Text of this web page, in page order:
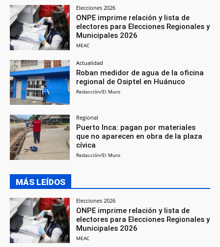
Elecciones 2026
ONPE imprime relación y lista de
electores para Elecciones Regionales y
Municipales 2026
MEAC
Actualidad
Roban medidor de agua de la oficina
regional de Osiptel en Huánuco
Redacción/El Muro
Regional
Puerto Inca: pagan por materiales
que no aparecen en obra de la plaza
cívica
Redacción/El Muro
MÁS LEÍDOS
Elecciones 2026
ONPE imprime relación y lista de
electores para Elecciones Regionales y
Municipales 2026
MEAC